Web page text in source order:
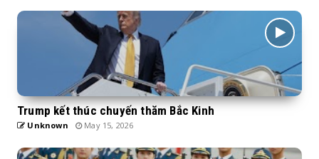
Trump kết thúc chuyến thăm Bắc Kinh
Unknown May 15, 2026